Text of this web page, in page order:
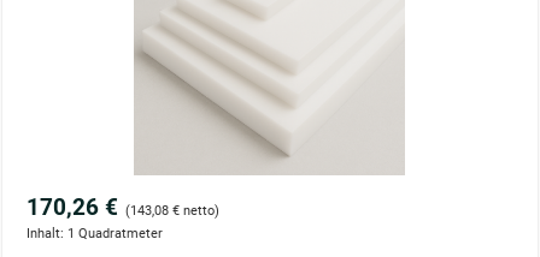
170,26 € (143,08 € netto)
Inhalt: 1 Quadratmeter